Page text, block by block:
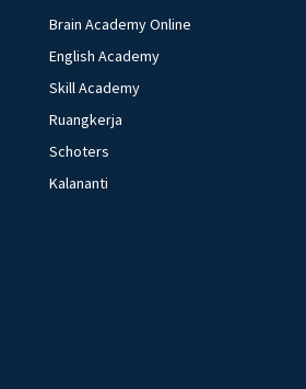
Brain Academy Online
English Academy
Skill Academy
Ruangkerja
Schoters
Kalananti